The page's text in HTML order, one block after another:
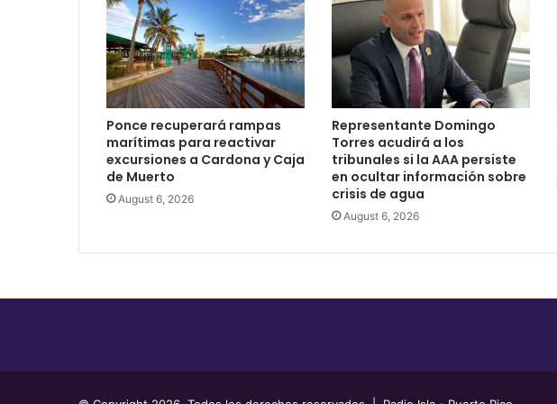
Ponce recuperará rampas
marítimas para reactivar
excursiones a Cardona y Caja
de Muerto
August 6, 2026
Representante Domingo
Torres acudirá a los
tribunales si la AAA persiste
en ocultar información sobre
crisis de agua
August 6, 2026